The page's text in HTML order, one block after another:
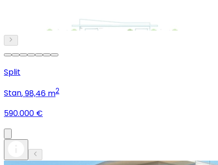
Split
Stan, 98,46 m2
590.000 €